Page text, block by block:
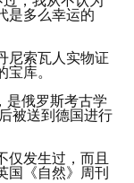
是多么幸运的
尼索瓦人实物证
宝库。
是俄罗斯考古学
被送到德国进行
仅发生过，而且
国《自然》周刊